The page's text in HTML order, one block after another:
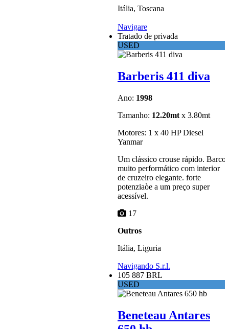
Itália, Toscana
Navigare
Tratado de privada
USED
Barberis 411 diva
Ano: 1998
Tamanho: 12.20mt x 3.80mt
Motores: 1 x 40 HP Diesel
Yanmar
Um clássico crouse rápido. Barco
muito performático com interior
de cruzeiro elegante. forte
potenziaòe a um preço super
acessível.
17
Outros
Itália, Liguria
Navigando S.r.l.
105 887 BRL
USED
Beneteau Antares